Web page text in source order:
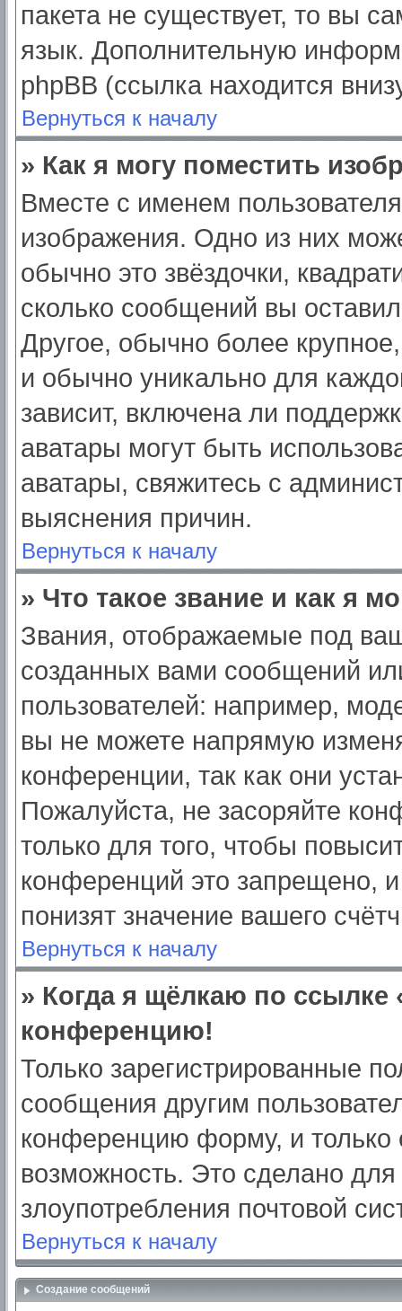
пакета не существует, то вы
язык. Дополнительную
phpBB (ссылка находится
Вернуться к началу
» Как я могу поместить
Вместе с именем
изображения. Одно из них
обычно это звёздочки,
сколько сообщений вы
Другое, обычно более
и обычно уникально для
зависит, включена ли
аватары могут быть
аватары, свяжитесь с
выяснения причин.
Вернуться к началу
» Что такое звание и как я
Звания, отображаемые под
созданных вами сообщений
пользователей: например,
вы не можете напрямую
конференции, так как они
Пожалуйста, не засоряйте
только для того, чтобы
конференций это запрещено,
понизят значение вашего
Вернуться к началу
» Когда я щёлкаю по ссылке
конференцию!
Только зарегистрированные
сообщения другим
конференцию форму, и только
возможность. Это сделано для
злоупотребления почтовой
Вернуться к началу
Создание сообщений